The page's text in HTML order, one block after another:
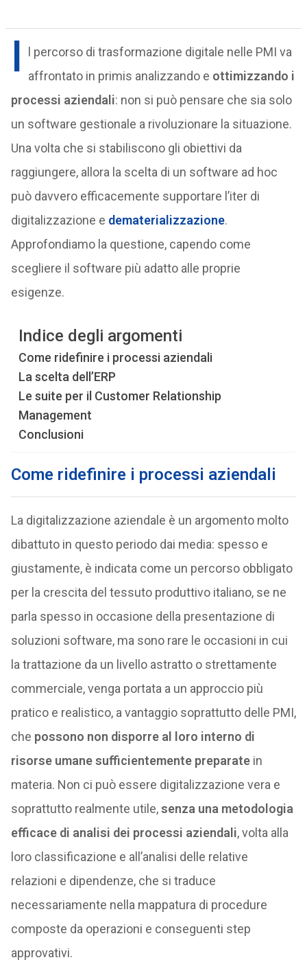
I
l percorso di trasformazione digitale nelle PMI va
affrontato in primis analizzando e ottimizzando i
processi aziendali: non si può pensare che sia solo
un software gestionale a rivoluzionare la situazione.
Una volta che si stabiliscono gli obiettivi da
raggiungere, allora la scelta di un software ad hoc
può davvero efficacemente supportare l’iter di
digitalizzazione e dematerializzazione.
Approfondiamo la questione, capendo come
scegliere il software più adatto alle proprie
esigenze.
Indice degli argomenti
Come ridefinire i processi aziendali
La scelta dell’ERP
Le suite per il Customer Relationship
Management
Conclusioni
Come ridefinire i processi aziendali
La digitalizzazione aziendale è un argomento molto
dibattuto in questo periodo dai media: spesso e
giustamente, è indicata come un percorso obbligato
per la crescita del tessuto produttivo italiano, se ne
parla spesso in occasione della presentazione di
soluzioni software, ma sono rare le occasioni in cui
la trattazione da un livello astratto o strettamente
commerciale, venga portata a un approccio più
pratico e realistico, a vantaggio soprattutto delle PMI,
che possono non disporre al loro interno di
risorse umane sufficientemente preparatein
materia. Non ci può essere digitalizzazione vera e
soprattutto realmente utile,senza una metodologia
efficace di analisi dei processi aziendali, volta alla
loro classificazione e all’analisi delle relative
relazioni e dipendenze, che si traduce
necessariamente nella mappatura di procedure
composte da operazioni e conseguenti step
approvativi.